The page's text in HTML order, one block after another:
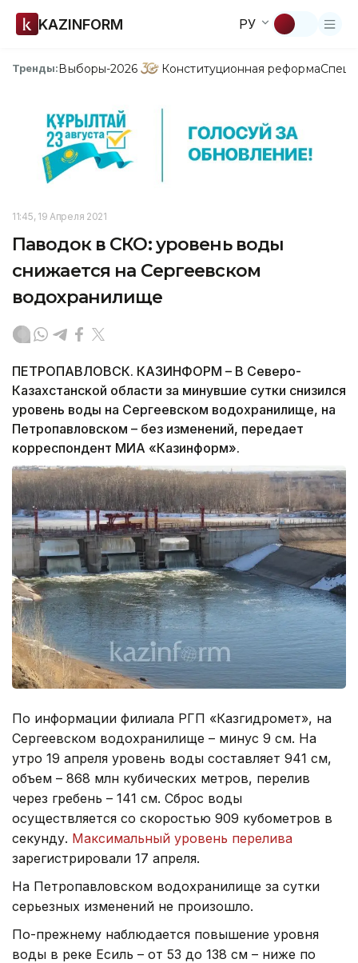
KAZINFORM РУ
Тренды:Выборы-2026 Конституционная реформа
11:45, 19 Апреля 2021
Паводок в СКО: уровень воды
снижается на Сергеевском
водохранилище
ПЕТРОПАВЛОВСК. КАЗИНФОРМ – В Северо-
Казахстанской области за минувшие сутки снизился
уровень воды на Сергеевском водохранилище, на
Петропавловском – без изменений, передает
корреспондент МИА «Казинформ».
По информации филиала РГП «Казгидромет», на
Сергеевском водохранилище – минус 9 см. На
утро 19 апреля уровень воды составляет 941 см,
объем – 868 млн кубических метров, перелив
через гребень – 141 см. Сброс воды
осуществляется со скоростью 909 кубометров в
секунду. Максимальный уровень перелива
зарегистрировали 17 апреля.
На Петропавловском водохранилище за сутки
серьезных изменений не произошло.
По-прежнему наблюдается повышение уровня
воды в реке Есиль – от 53 до 138 см – ниже по